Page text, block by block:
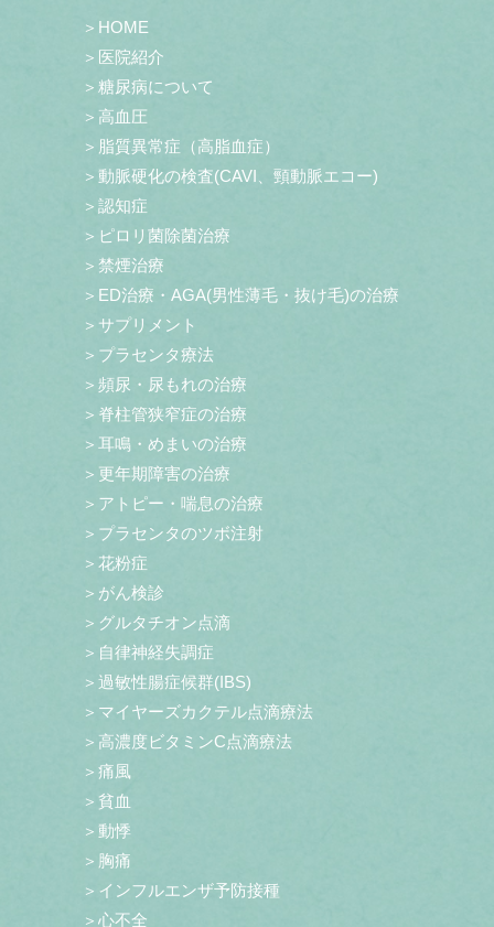
＞HOME
＞医院紹介
＞糖尿病について
＞高血圧
＞脂質異常症（高脂血症）
＞動脈硬化の検査(CAVI、頸動脈エコー)
＞認知症
＞ピロリ菌除菌治療
＞禁煙治療
＞ED治療・AGA(男性薄毛・抜け毛)の治療
＞サプリメント
＞プラセンタ療法
＞頻尿・尿もれの治療
＞脊柱管狭窄症の治療
＞耳鳴・めまいの治療
＞更年期障害の治療
＞アトピー・喘息の治療
＞プラセンタのツボ注射
＞花粉症
＞がん検診
＞グルタチオン点滴
＞自律神経失調症
＞過敏性腸症候群(IBS)
＞マイヤーズカクテル点滴療法
＞高濃度ビタミンC点滴療法
＞痛風
＞貧血
＞動悸
＞胸痛
＞インフルエンザ予防接種
＞心不全